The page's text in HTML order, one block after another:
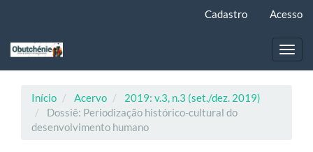
principal
Cadastro Acesso
Início Acervo
2019: v.3, n.3 (set./dez. 2019)
Dossiê: Periodização histórico-cultural do
desenvolvimento humano